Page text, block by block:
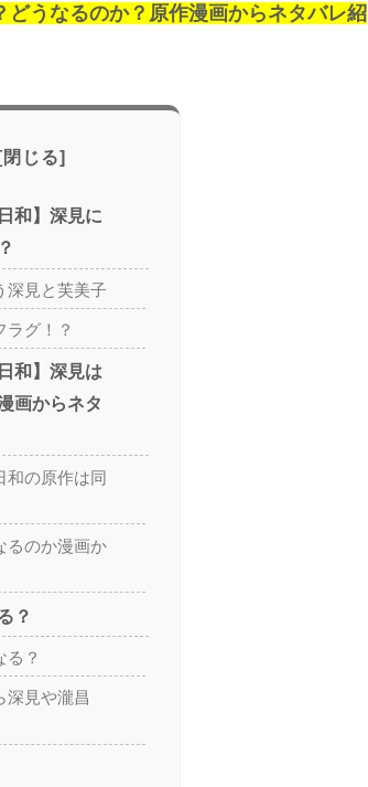
どうなるのか？原作漫画からネタバレ紹
和】深見に
深見と芙美子
ラグ！？
和】深見は
画からネタ
和の原作は同
るのか漫画か
？
る？
深見や瀧昌